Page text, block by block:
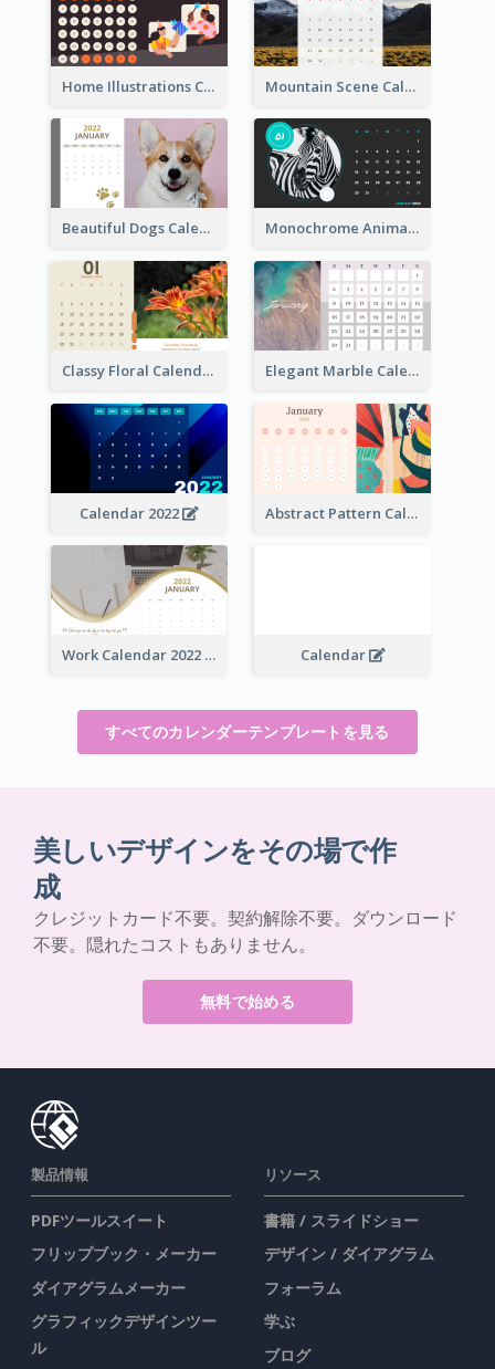
Home Illustrations Calendar Mountain Scene Calendar
Beautiful Dogs Calendar Monochrome Animals Calendar
Classy Floral Calendar Elegant Marble Calendar
Calendar 2022 Abstract Pattern Calendar 2022
Work Calendar 2022 Calendar
すべてのカレンダーテンプレートを見る
美しいデザインをその場で作
成
クレジットカード不要。契約解除不要。ダウンロード
不要。隠れたコストもありません。
無料で始める
製品情報
PDFツールスイート
フリップブック・メーカー
ダイアグラムメーカー
グラフィックデザインツー
ル
リソース
書籍 / スライドショー
デザイン / ダイアグラム
フォーラム
学ぶ
ブログ